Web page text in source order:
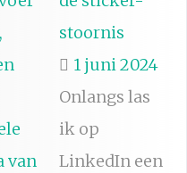
van
stoornis
1 juni 2024
Onlangs las
ik op
LinkedIn een